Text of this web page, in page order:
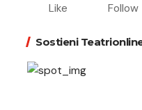
Like Follow
Sostieni